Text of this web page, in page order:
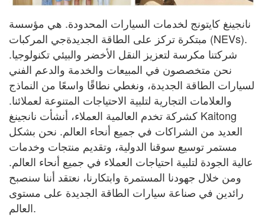
نانجينغ كايتونج لخدمات السيارات المحدودة. هي مؤسسة
مبتكرة تركز على الطاقة الجديدةجي المركبات (NEVs).
شركتنا مكرسة لتعزيز النقل الأخضر والبيئي تكنولوجيا.
نحن متخصصون في المبيعات والخدمة والدعم الفني
لسيارات الطاقة الجديدة، ونغطي نطاقًا واسعًا من النماذج
والعلامات التجارية لتلبية الاحتياجات المتنوعة لعملائنا.
كشركة تخدم العالمية العملاء، أنشأت نانجينغ Kaitong
العديد من الشراكات في جميع أنحاء العالم. نحن بشكل
مستمر توسيع سوقنا الدولية، وتقديم منتجات وخدمات
عالية الجودة لتلبية احتياجات العملاء في جميع أنحاء العالم.
ومن خلال جهودنا المستمرة وابتكارنا، نعتقد أننا سنصبح
رائدين في صناعة سيارات الطاقة الجديدة على مستوى
العالم.